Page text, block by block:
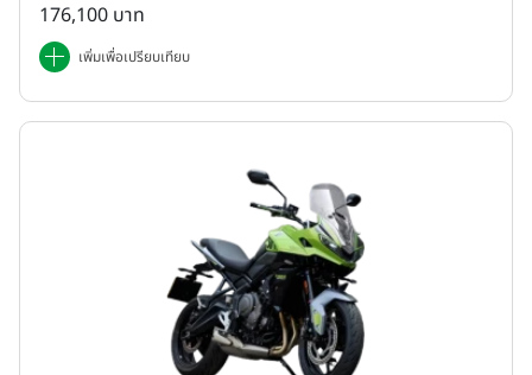
176,100 บาท
เพิ่มเพื่อเปรียบเทียบ